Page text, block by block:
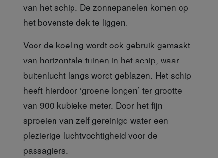
van het schip. De zonnepanelen komen op
het bovenste dek te liggen.
Voor de koeling wordt ook gebruik gemaakt
van horizontale tuinen in het schip, waar
buitenlucht langs wordt geblazen. Het schip
heeft hierdoor ‘groene longen’ ter grootte
van 900 kubieke meter. Door het fijn
sproeien van zelf gereinigd water een
plezierige luchtvochtigheid voor de
passagiers.